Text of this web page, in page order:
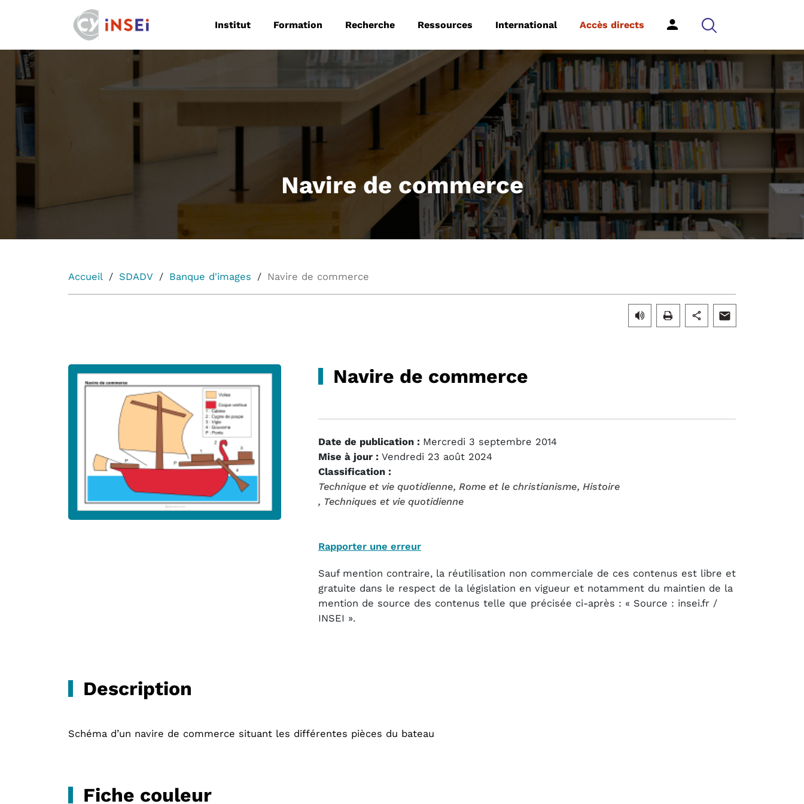
Institut Formation Recherche Ressources International Accès directs
Navire de commerce
Accueil SDADV Banque d'images Navire de commerce
Navire de commerce
Date de publication : Mercredi 3 septembre 2014
Mise à jour : Vendredi 23 août 2024
Classification :
Technique et vie quotidienne, Rome et le christianisme, Histoire
, Techniques et vie quotidienne
Rapporter une erreur
Sauf mention contraire, la réutilisation non commerciale de ces contenus est libre et
gratuite dans le respect de la législation en vigueur et notamment du maintien de la
mention de source des contenus telle que précisée ci-après : « Source : insei.fr /
INSEI ».
Description
Schéma d’un navire de commerce situant les différentes pièces du bateau
Fiche couleur